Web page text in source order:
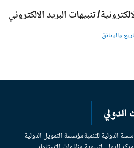
تنبيهات البريد الالكتروني
الدولية للتنميةمؤسسة التمويل الدولية